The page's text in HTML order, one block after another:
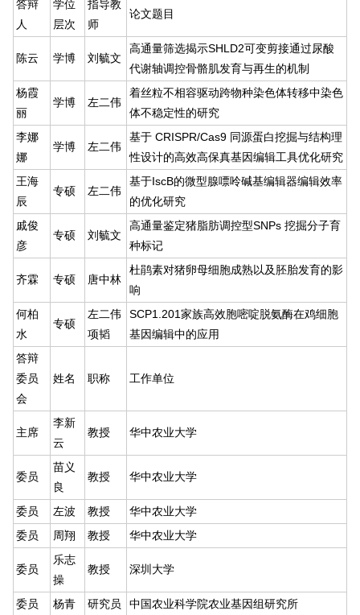
答辩
人
学位
层次
指导教
师
论文题目
陈云 学博 刘毓文
高通量筛选揭示SHLD2可变剪接通过尿酸
代谢轴调控骨骼肌发育与再生的机制
杨霞
丽
学博 左二伟
着丝粒不相容驱动跨物种染色体转移中染色
体不稳定性的研究
李娜
娜
学博 左二伟
基于 CRISPR/Cas9 同源蛋白挖掘与结构理
性设计的高效高保真基因编辑工具优化研究
王海
辰
专硕 左二伟
基于IscB的微型腺嘌呤碱基编辑器编辑效率
的优化研究
戚俊
彦
专硕 刘毓文
高通量鉴定猪脂肪调控型SNPs 挖掘分子育
种标记
齐霖 专硕 唐中林
杜鹃素对猪卵母细胞成熟以及胚胎发育的影
响
何柏
水
专硕
左二伟
项韬
SCP1.201家族高效胞嘧啶脱氨酶在鸡细胞
基因编辑中的应用
答辩
委员
会
姓名 职称 工作单位
主席
李新
云
教授 华中农业大学
委员
苗义
良
教授 华中农业大学
委员 左波 教授
华中农业大学
委员
周翔 教授 华中农业大学
委员
乐志
操
教授 深圳大学
委员 杨青 研究员 中国农业科学院农业基因组研究所